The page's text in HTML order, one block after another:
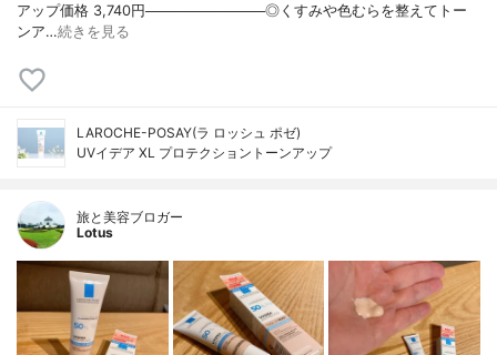
アップ価格 3,740円────────────◎くすみや色むらを整えてトー
ンア…続きを見る
LAROCHE-POSAY(ラ ロッシュ ポゼ)
UVイデア XL プロテクショントーンアップ
旅と美容ブロガー
Lotus